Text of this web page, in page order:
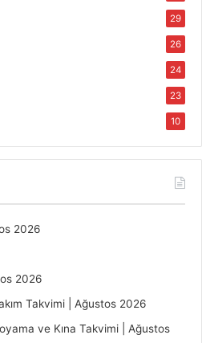
29
26
24
23
10
2026
2026
Takvimi | Ağustos 2026
ve Kına Takvimi | Ağustos